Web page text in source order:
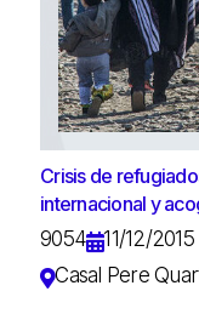
Crisis de
internacional y
9054
11/12/2015
Casal Pere